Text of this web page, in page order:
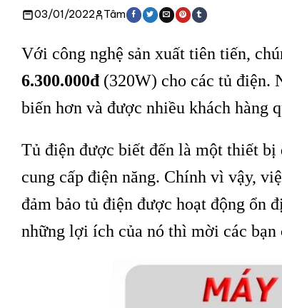
03/01/2022 Tâm
Với công nghệ sản xuất tiên tiến,
6.300.000đ (320W) cho các tủ điện.
biến hơn và được nhiều khách hàng
Tủ điện được biết đến là một thiết
cung cấp điện năng. Chính vì vậy,
đảm bảo tủ điện được hoạt động ổn
những lợi ích của nó thì mời các bạn